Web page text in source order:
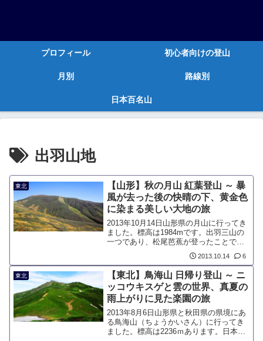
プロフィール 初心者向けの登山
月別 路線別
日本百名山
出羽山地
東北
【山形】秋の月山 紅葉登山 ～ 暴
風が去った後の快晴の下、黄金色
に染まる美しい大地の旅
2013年10月14日山形県の月山に行ってき
ました。標高は1984mです。出羽三山の
一つであり、松尾芭蕉が登ったことでも
有名な山です。夏はお花畑が広がる優美
な山ですが、秋は黄金に輝く紅葉が美麗
な山です。紅葉が始まる時期は9月下旬と
早く、10月中旬までが見頃になっていま
す。
2013.10.14 6
東北
【東北】鳥海山 日帰り登山 ～ ニ
ッコウキスゲと雲の世界、真夏の
雨上がりに見た楽園の旅
2013年8月6日山形県と秋田県の県境にあ
る鳥海山（ちょうかいさん）に行ってき
ました。標高は2236ｍあります。日本海